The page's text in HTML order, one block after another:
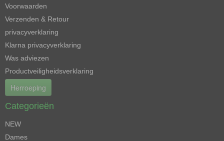
Voorwaarden
Verzenden & Retour
privacyverklaring
Klarna privacyverklaring
Was adviezen
Productveiligheidsverklaring
Herroeping
Categorieën
NEW
Dames